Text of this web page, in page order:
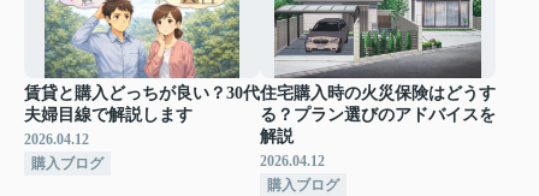
賃貸と購入どっちが良い？30代
夫婦目線で解説します
2026.04.12
購入ブログ
住宅購入時の火災保険はどうす
る？プラン選びのアドバイスを
解説
2026.04.12
購入ブログ